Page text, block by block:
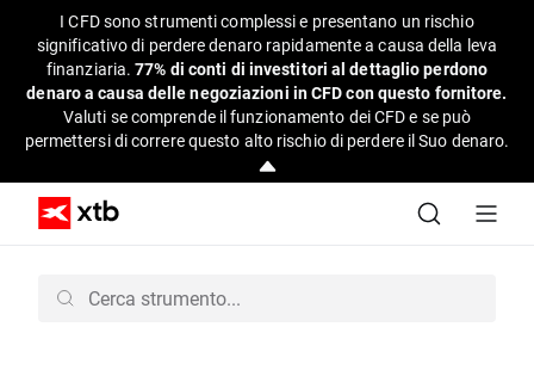
I CFD sono strumenti complessi e presentano un rischio
significativo di perdere denaro rapidamente a causa della leva
finanziaria.77% di conti di investitori al dettaglio perdono
denaro a causa delle negoziazioni in CFD con questo fornitore.
Valuti se comprende il funzionamento dei CFD e se può
permettersi di correre questo alto rischio di perdere il Suo denaro.